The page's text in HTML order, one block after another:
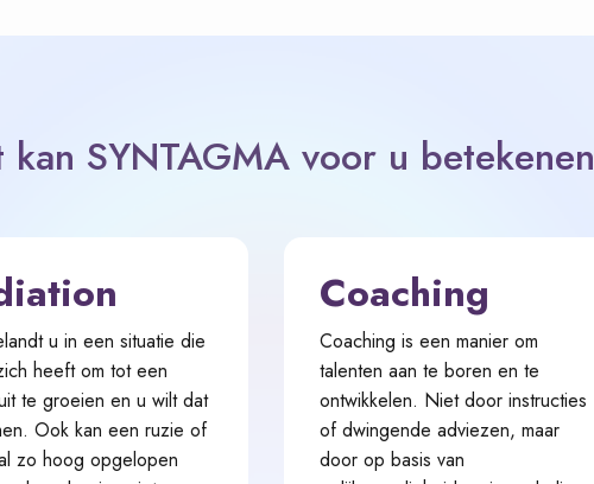
kan SYNTAGMA voor u betekenen
u in een situatie die
heeft om tot een
te groeien en u wilt dat
Ook kan een ruzie of
zo hoog opgelopen
Coaching
Coaching is een manier om
talenten aan te boren en te
ontwikkelen. Niet door instructies
of dwingende adviezen, maar
door op basis van